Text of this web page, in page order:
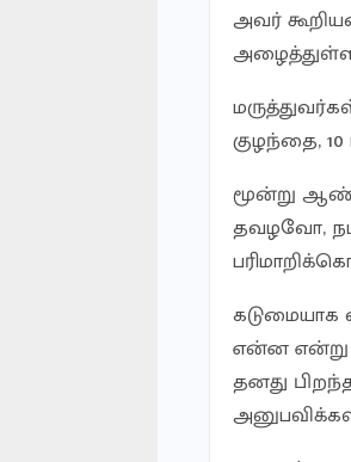
அவர்
குழந்தை,
மூன்று
தவழவோ,
என்ன என்று
தனது